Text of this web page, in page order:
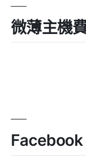
微薄主機
Facebook